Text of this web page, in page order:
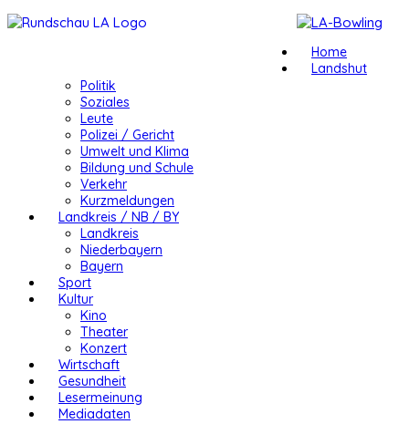
Home
Landshut
Politik
Soziales
Leute
Polizei / Gericht
Umwelt und Klima
Bildung und Schule
Verkehr
Kurzmeldungen
Landkreis / NB / BY
Landkreis
Niederbayern
Bayern
Sport
Kultur
Kino
Theater
Konzert
Wirtschaft
Gesundheit
Lesermeinung
Mediadaten